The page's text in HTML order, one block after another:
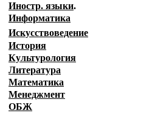
Иностр. языки.
Информатика
Искусствоведение
История
Культурология
Литература
Математика
Менеджмент
ОБЖ